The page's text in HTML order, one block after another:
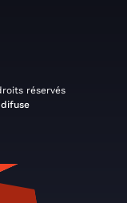
réservés
difuse